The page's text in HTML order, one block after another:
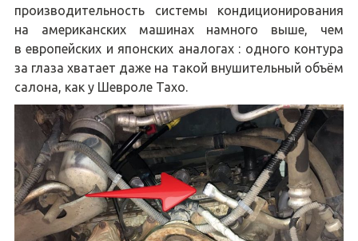
производительность системы кондиционирования
на американских машинах намного выше, чем
в европейских и японских аналогах : одного контура
за глаза хватает даже на такой внушительный объём
салона, как у Шевроле Тахо.